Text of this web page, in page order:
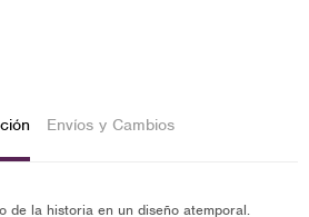
Envíos y Cambios
de la historia en un diseño atemporal.